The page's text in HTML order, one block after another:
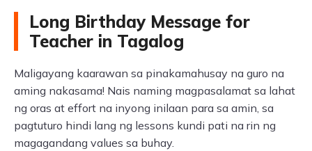
Long Birthday Message for
Teacher in Tagalog
Maligayang kaarawan sa pinakamahusay na guro na
aming nakasama! Nais naming magpasalamat sa lahat
ng oras at effort na inyong inilaan para sa amin, sa
pagtuturo hindi lang ng lessons kundi pati na rin ng
magagandang values sa buhay.